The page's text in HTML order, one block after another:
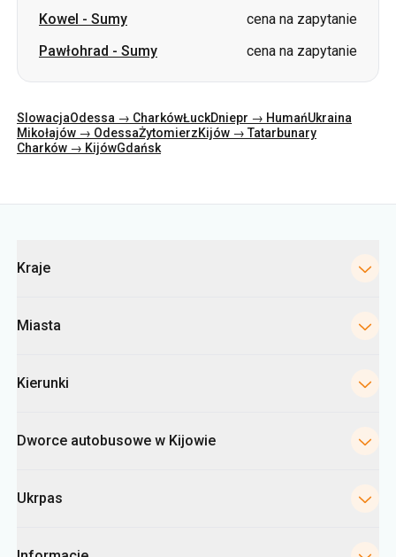
SlowacjaOdessa → Charków Dniepr → HumańUkraina
Charków → KijówGdańsk
Kategorie